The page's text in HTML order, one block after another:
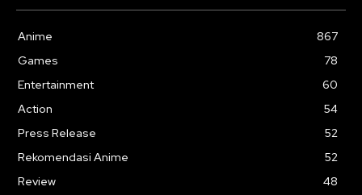
Anime
867
Games
78
Entertainment
60
Action
54
Press Release
52
Rekomendasi Anime
52
Review
48